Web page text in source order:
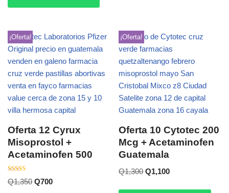
¡Oferta!
Oferta 12 Cyrux
Misoprostol +
Acetaminofen 500
Valorado
con
Q1,350 Q700
¡Oferta!
Oferta 10 Cytotec 200
Mcg + Acetaminofen
Guatemala
Q1,300 Q1,100